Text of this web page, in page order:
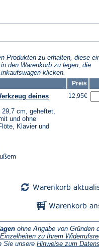
Produkten zu erhalten, diese
den Warenkorb zu legen, die
klicken.
Preis
deines
cm, geheftet,
und ohne
Klavier und
12,95€
ohne Angabe von Gründen
Einzelheiten zu Ihrem
Sie unsere Hinweise zum